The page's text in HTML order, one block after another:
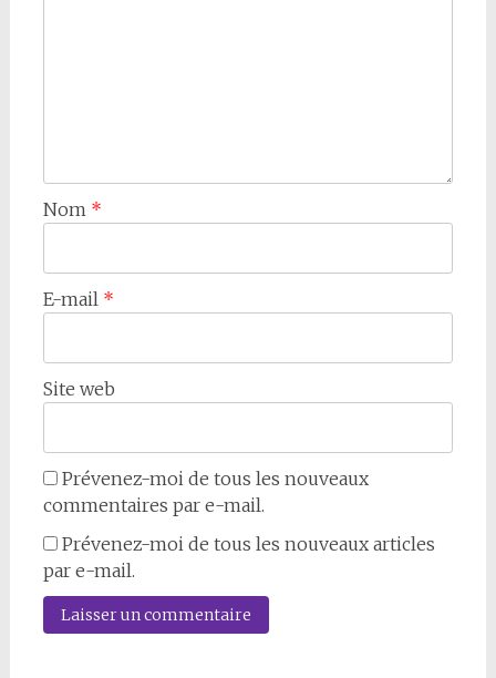
Nom *
E-mail *
Site web
Prévenez-moi de tous les nouveaux
commentaires par e-mail.
Prévenez-moi de tous les nouveaux articles
par e-mail.